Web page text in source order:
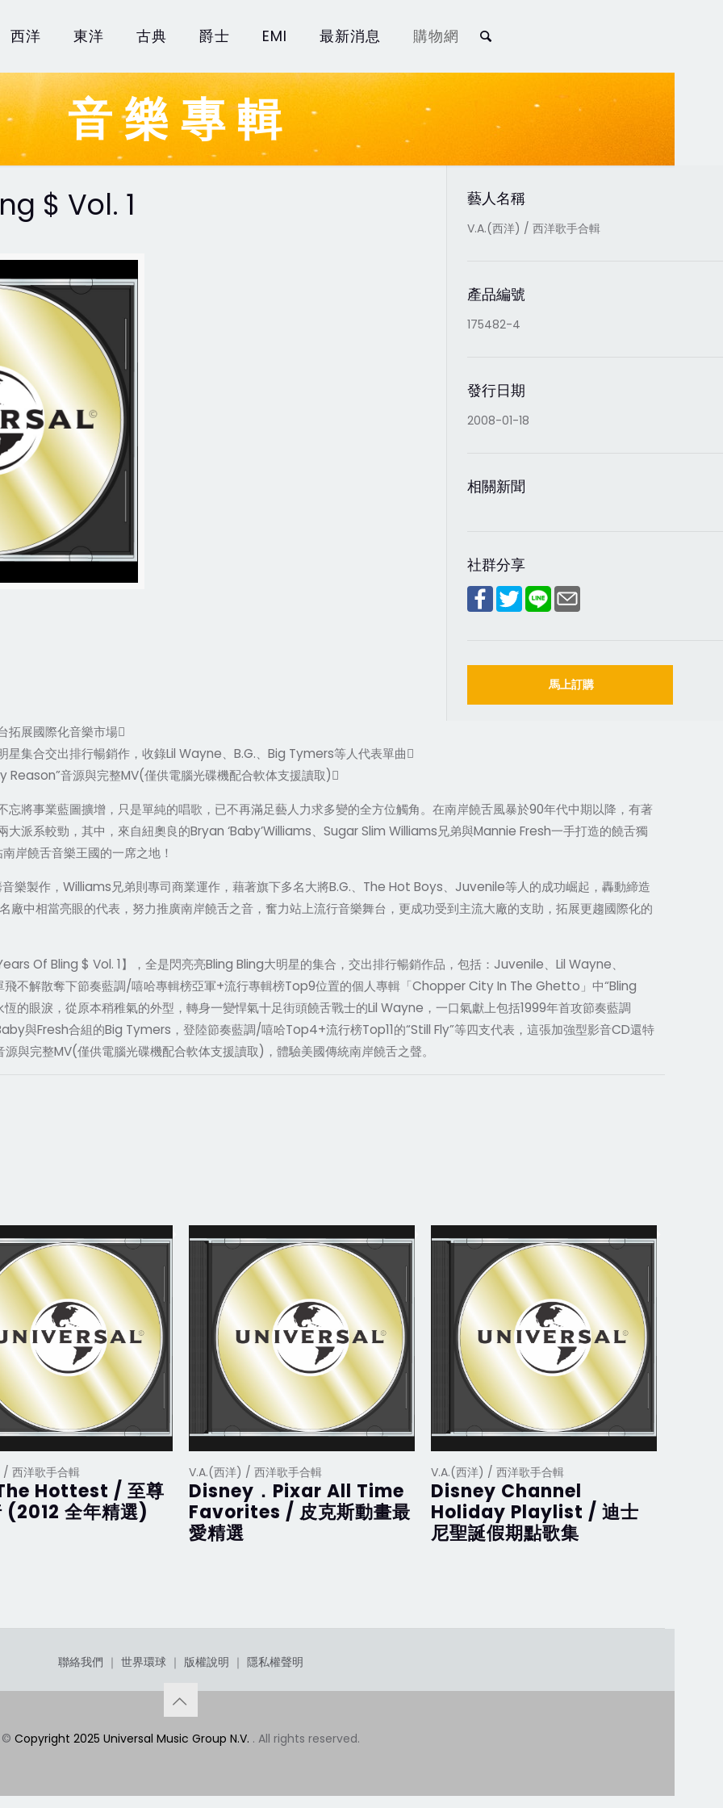
西洋 東洋 古典 爵士 EMI 最新消息 購物網
音樂專輯
$ Vol. 1 藝人名稱
V.A.(西洋) / 西洋歌手合輯
產品編號
175482-4
發行日期
2008-01-18
相關新聞
社群分享
馬上訂購
拓展國際化音樂市場
集合交出排行暢銷作，收錄Lil Wayne、B.G.、Big Tymers等人代表單曲
音源與完整MV(僅供電腦光碟機配合軟体支援讀取)
事業藍圖擴增，只是單純的唱歌，已不再滿足藝人力求多變的全方位觸角。在南岸饒舌風暴於90年代中期以降，有著
大派系較勁，其中，來自紐奧良的Bryan ‘Baby’Williams、Sugar Slim Williams兄弟與Mannie Fresh一手打造的饒舌獨
岸饒舌音樂王國的一席之地！
作，Williams兄弟則專司商業運作，藉著旗下多名大將B.G.、The Hot Boys、Juvenile等人的成功崛起，轟動締造
中相當亮眼的代表，努力推廣南岸饒舌之音，奮力站上流行音樂舞台，更成功受到主流大廠的支助，拓展更趨國際化的
Of Bling $ Vol. 1】，全是閃亮亮Bling Bling大明星的集合，交出排行暢銷作品，包括：Juvenile、Lil Wayne、
不解散奪下節奏藍調/嘻哈專輯榜亞軍+流行專輯榜Top9位置的個人專輯「Chopper City In The Ghetto」中“Bling
的眼淚，從原本稍稚氣的外型，轉身一變悍氣十足街頭饒舌戰士的Lil Wayne，一口氣獻上包括1999年首攻節奏藍調
與Fresh合組的Big Tymers，登陸節奏藍調/嘻哈Top4+流行榜Top11的“Still Fly”等四支代表，這張加強型影音CD還特
與完整MV(僅供電腦光碟機配合軟体支援讀取)，體驗美國傳統南岸饒舌之聲。
西洋歌手合輯
Hottest / 至尊
(2012 全年精選)
V.A.(西洋) / 西洋歌手合輯
Disney．Pixar All Time
Favorites / 皮克斯動畫最
愛精選
V.A.(西洋) / 西洋歌手合輯
Disney Channel
Holiday Playlist / 迪士
尼聖誕假期點歌集
聯絡我們 ｜ 世界環球｜ 版權說明 ｜ 隱私權聲明
© Copyright 2025 Universal Music Group N.V. . All rights reserved.